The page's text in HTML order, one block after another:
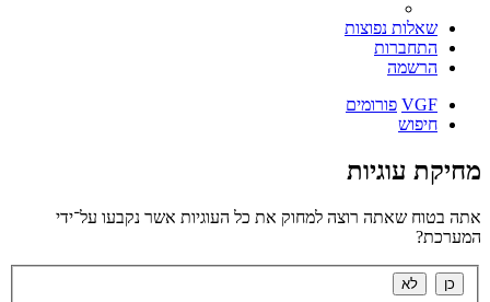
שאלות נפוצות
התחברות
הרשמה
VGF פורומים
חיפוש
מחיקת עוגיות
אתה בטוח שאתה רוצה למחוק את כל העוגיות אשר נקבעו על־ידי
המערכת?